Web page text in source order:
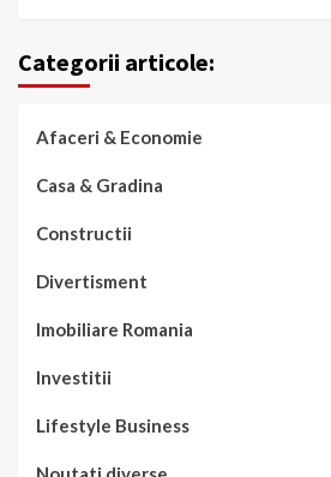
Categorii articole:
Afaceri & Economie
Casa & Gradina
Constructii
Divertisment
Imobiliare Romania
Investitii
Lifestyle Business